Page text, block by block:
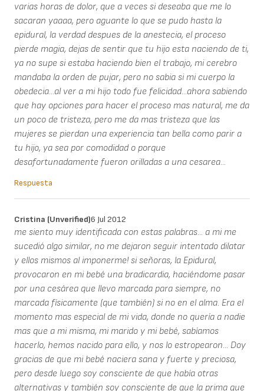
varias horas de dolor, que a veces si deseaba que me lo
sacaran yaaaa, pero aguante lo que se pudo hasta la
epidural, la verdad despues de la anestecia, el proceso
pierde magia, dejas de sentir que tu hijo esta naciendo de ti,
ya no supe si estaba haciendo bien el trabajo, mi cerebro
mandaba la orden de pujar, pero no sabia si mi cuerpo la
obedecia...al ver a mi hijo todo fue felicidad...ahora sabiendo
que hay opciones para hacer el proceso mas natural, me da
un poco de tristeza, pero me da mas tristeza que las
mujeres se pierdan una experiencia tan bella como parir a
tu hijo, ya sea por comodidad o porque
desafortunadamente fueron orilladas a una cesarea...
Respuesta
Cristina (unverified)6 Jul 2012
me siento muy identificada con estas palabras... a mi me
sucedió algo similar, no me dejaron seguir intentado dilatar
y ellos mismos al imponerme! si señoras, la Epidural,
provocaron en mi bebé una bradicardia, haciéndome pasar
por una cesárea que llevo marcada para siempre, no
marcada físicamente (que también) si no en el alma. Era el
momento mas especial de mi vida, donde no quería a nadie
mas que a mi misma, mi marido y mi bebé, sabíamos
hacerlo, hemos nacido para ello, y nos lo estropearon... Doy
gracias de que mi bebé naciera sana y fuerte y preciosa,
pero desde luego soy consciente de que había otras
alternativas y también soy consciente de que la prima que